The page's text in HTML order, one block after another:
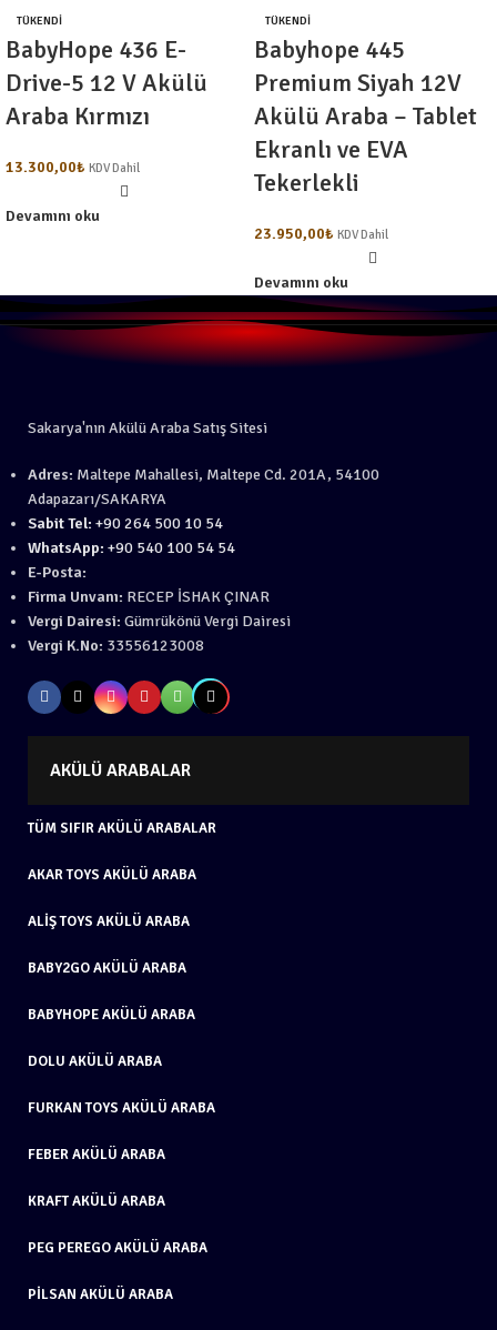
TÜKENDI
BabyHope 436 E-
Drive-5 12 V Akülü
Araba Kırmızı
13.300,00₺ KDV Dahil
Devamını oku
TÜKENDI
Babyhope 445
Premium Siyah 12V
Akülü Araba – Tablet
Ekranlı ve EVA
Tekerlekli
23.950,00₺ KDV Dahil
Devamını oku
Sakarya'nın Akülü Araba Satış Sitesi
Adres: Maltepe Mahallesi, Maltepe Cd. 201A, 54100
Adapazarı/SAKARYA
Sabit Tel: +90 264 500 10 54
WhatsApp: +90 540 100 54 54
E-Posta:
Firma Unvanı: RECEP İSHAK ÇINAR
Vergi Dairesi: Gümrükönü Vergi Dairesi
Vergi K.No: 33556123008
AKÜLÜ ARABALAR
TÜM SIFIR AKÜLÜ ARABALAR
AKAR TOYS AKÜLÜ ARABA
ALIŞ TOYS AKÜLÜ ARABA
BABY2GO AKÜLÜ ARABA
BABYHOPE AKÜLÜ ARABA
DOLU AKÜLÜ ARABA
FURKAN TOYS AKÜLÜ ARABA
FEBER AKÜLÜ ARABA
KRAFT AKÜLÜ ARABA
PEG PEREGO AKÜLÜ ARABA
PILSAN AKÜLÜ ARABA